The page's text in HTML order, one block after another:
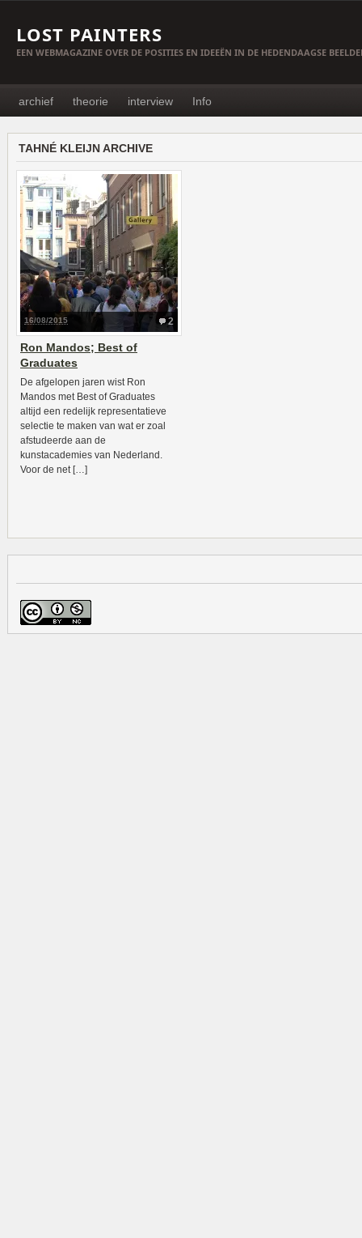
LOST PAINTERS
EEN WEBMAGAZINE OVER DE POSITIES EN IDEEËN IN DE HEDENDAAGSE
archief theorie interview Info
TAHNÉ KLEIJN ARCHIVE
2
16/08/2015
Ron Mandos; Best of
Graduates
De afgelopen jaren wist Ron
Mandos met Best of Graduates
altijd een redelijk representatieve
selectie te maken van wat er zoal
afstudeerde aan de
kunstacademies van Nederland.
Voor de net […]